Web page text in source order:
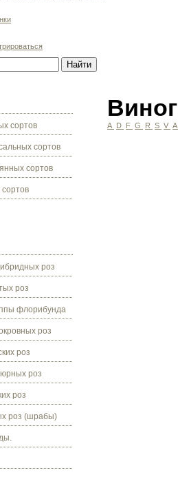
сортов
сортов
сортов
роз
роз
флорибунда
роз
роз
роз
роз
роз (шрабы)
A D F G R S V